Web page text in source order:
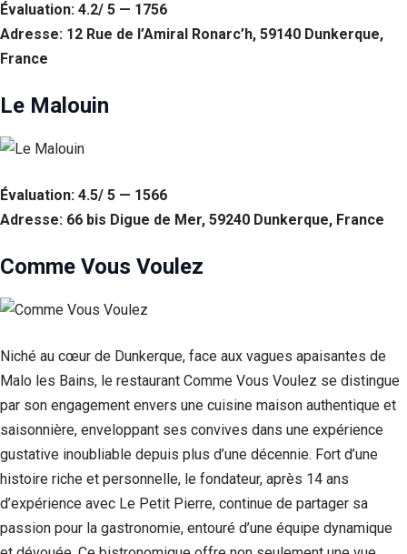
Évaluation: 4.2/ 5 — 1756
Adresse: 12 Rue de l’Amiral Ronarc’h, 59140 Dunkerque,
France
Le Malouin
Évaluation: 4.5/ 5 — 1566
Adresse: 66 bis Digue de Mer, 59240 Dunkerque, France
Comme Vous Voulez
Niché au cœur de Dunkerque, face aux vagues apaisantes de
Malo les Bains, le restaurant Comme Vous Voulez se distingue
par son engagement envers une cuisine maison authentique et
saisonnière, enveloppant ses convives dans une expérience
gustative inoubliable depuis plus d’une décennie. Fort d’une
histoire riche et personnelle, le fondateur, après 14 ans
d’expérience avec Le Petit Pierre, continue de partager sa
passion pour la gastronomie, entouré d’une équipe dynamique